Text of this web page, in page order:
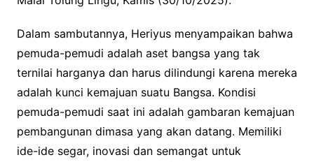
Dalam sambutannya, Heriyus menyampaikan bahwa
pemuda-pemudi adalah aset bangsa yang tak
ternilai harganya dan harus dilindungi karena mereka
adalah kunci kemajuan suatu Bangsa. Kondisi
pemuda-pemudi saat ini adalah gambaran kemajuan
pembangunan dimasa yang akan datang. Memiliki
ide-ide segar, inovasi dan semangat untuk